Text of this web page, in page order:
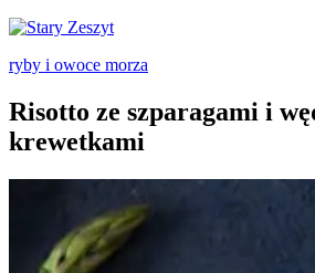
ryby i owoce morza
Risotto ze szparagami i
krewetkami